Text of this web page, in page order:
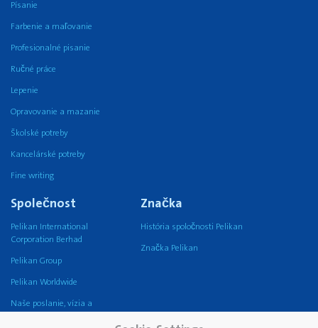
Písanie
Farbenie a maľovanie
Profesionalné pisanie
Ručné práce
Lepenie
Opravovanie a mazanie
Školské potreby
Kancelárské potreby
Fine writing
Společnost
Pelikan International
Corporation Berhad
Pelikan Group
Pelikan Worldwide
Naše poslanie, vízia a
Značka
História spoločnosti Pelikan
Značka Pelikan